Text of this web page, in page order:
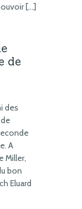
[…]
de
des
A
Miller,
bon
Eluard